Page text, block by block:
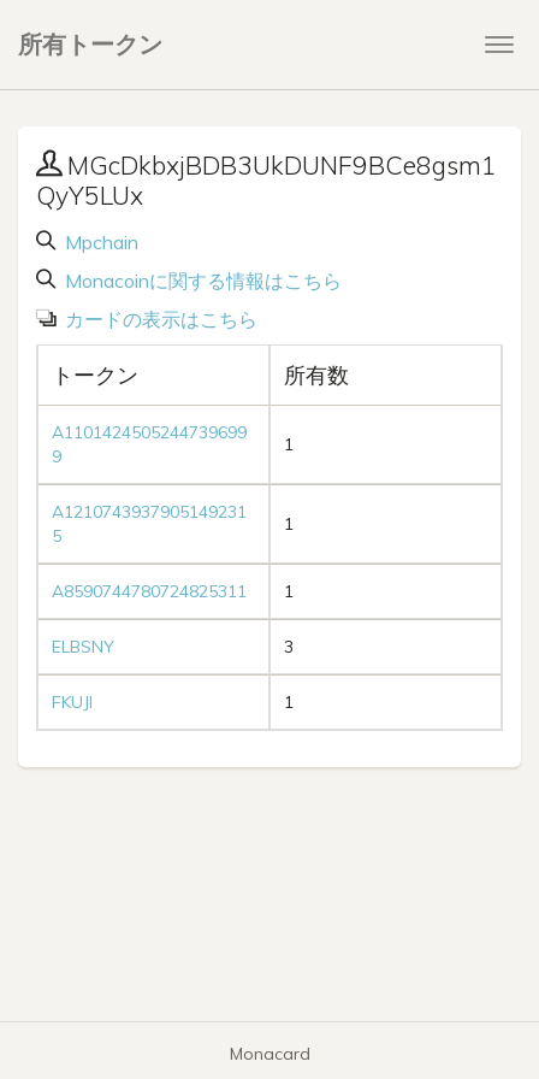
所有トークン
MGcDkbxjBDB3UkDUNF9BCe8gsm1
QyY5LUx
Mpchain
Monacoinに関する情報はこちら
カードの表示はこちら
トークン 所有数
A1101424505244739699
9
1
A1210743937905149231
5
1
A8590744780724825311 1
ELBSNY 3
FKUJI 1
Monacard